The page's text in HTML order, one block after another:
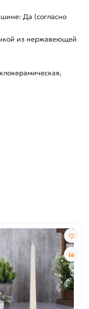
Да (согласно
из нержавеющей